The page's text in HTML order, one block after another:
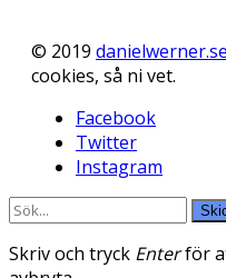
© 2019 danielwerner.se
cookies, så ni vet.
Facebook
Twitter
Instagram
Skriv och tryck Enterför